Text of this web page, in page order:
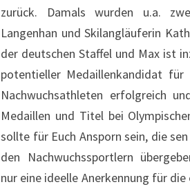
zurück. Damals wurden u.a.
Langenhan und Skilangläuferin
der deutschen Staffel und Max ist
potentieller Medaillenkandidat für
Nachwuchsathleten erfolgreich
Medaillen und Titel bei
sollte für Euch Ansporn sein, die
den Nachwuchssportlern
nur eine ideelle Anerkennung für